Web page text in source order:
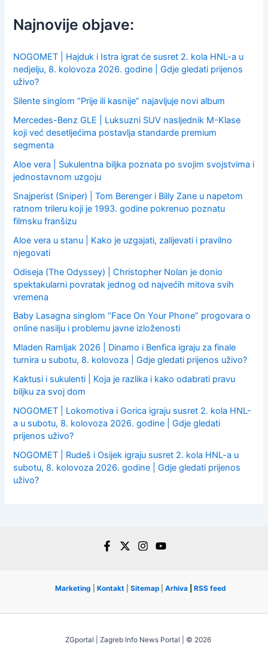
f
o
:
Najnovije objave:
NOGOMET | Hajduk i Istra igrat će susret 2. kola HNL-a u
nedjelju, 8. kolovoza 2026. godine | Gdje gledati prijenos
uživo?
Silente singlom “Prije ili kasnije” najavljuje novi album
Mercedes-Benz GLE | Luksuzni SUV nasljednik M-Klase
koji već desetljećima postavlja standarde premium
segmenta
Aloe vera | Sukulentna biljka poznata po svojim svojstvima i
jednostavnom uzgoju
Snajperist (Sniper) | Tom Berenger i Billy Zane u napetom
ratnom trileru koji je 1993. godine pokrenuo poznatu
filmsku franšizu
Aloe vera u stanu | Kako je uzgajati, zalijevati i pravilno
njegovati
Odiseja (The Odyssey) | Christopher Nolan je donio
spektakularni povratak jednog od najvećih mitova svih
vremena
Baby Lasagna singlom “Face On Your Phone” progovara o
online nasilju i problemu javne izloženosti
Mladen Ramljak 2026 | Dinamo i Benfica igraju za finale
turnira u subotu, 8. kolovoza | Gdje gledati prijenos uživo?
Kaktusi i sukulenti | Koja je razlika i kako odabrati pravu
biljku za svoj dom
NOGOMET | Lokomotiva i Gorica igraju susret 2. kola HNL-
a u subotu, 8. kolovoza 2026. godine | Gdje gledati
prijenos uživo?
NOGOMET | Rudeš i Osijek igraju susret 2. kola HNL-a u
subotu, 8. kolovoza 2026. godine | Gdje gledati prijenos
uživo?
Marketing Kontakt Sitemap Arhiva RSS feed
ZGportal | Zagreb Info News Portal | © 2026